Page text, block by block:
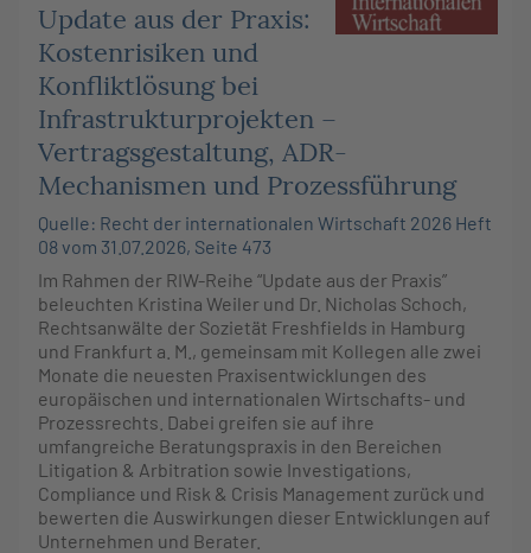
Update aus der Praxis:
Kostenrisiken und
Konfliktlösung bei
Infrastrukturprojekten –
Vertragsgestaltung, ADR-
Mechanismen und Prozessführung
Quelle: Recht der internationalen Wirtschaft 2026 Heft
08 vom 31.07.2026, Seite 473
Im Rahmen der RIW-Reihe “Update aus der Praxis”
beleuchten Kristina Weiler und Dr. Nicholas Schoch,
Rechtsanwälte der Sozietät Freshfields in Hamburg
und Frankfurt a. M., gemeinsam mit Kollegen alle zwei
Monate die neuesten Praxisentwicklungen des
europäischen und internationalen Wirtschafts- und
Prozessrechts. Dabei greifen sie auf ihre
umfangreiche Beratungspraxis in den Bereichen
Litigation & Arbitration sowie Investigations,
Compliance und Risk & Crisis Management zurück und
bewerten die Auswirkungen dieser Entwicklungen auf
Unternehmen und Berater.